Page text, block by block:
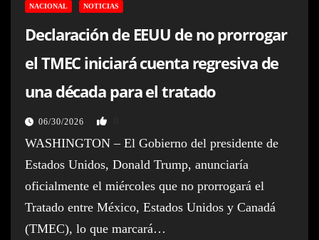
NACIONAL NOTICIAS
Declaración de EEUU de no prorrogar
el TMEC iniciará cuenta regresiva de
una década para el tratado
06/30/2026
WASHINGTON – El Gobierno del presidente de
Estados Unidos, Donald Trump, anunciaría
oficialmente el miércoles que no prorrogará el
Tratado entre México, Estados Unidos y Canadá
(TMEC), lo que marcará…